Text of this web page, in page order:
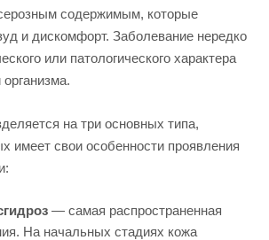
содержимым, которые
и дискомфорт. Заболевание нередко
или патологического характера
на три основных типа,
имеет свои особенности проявления
— самая распространенная
На начальных стадиях кожа